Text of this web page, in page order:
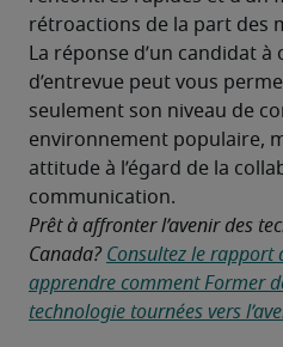
rétroactions de la part des
La réponse d’un candidat
d’entrevue peut vous
seulement son niveau de
environnement populaire,
attitude à l’égard de la
communication.
Prêt à affronter l’avenir des
Canada? Consultez le rapport
apprendre comment Former
technologie tournées vers